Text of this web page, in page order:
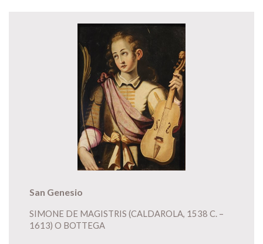
San Genesio
SIMONE DE MAGISTRIS (CALDAROLA, 1538 C. –
1613) O BOTTEGA